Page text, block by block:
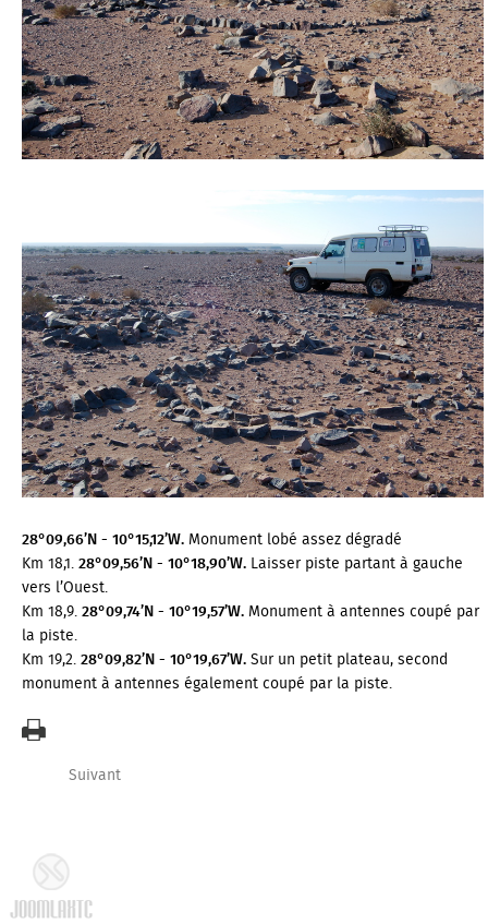
28°09,66’N - 10°15,12’W. Monument lobé assez dégradé
Km 18,1.28°09,56’N - 10°18,90’W. Laisser piste partant à gauche
vers l’Ouest.
Km 18,9.28°09,74’N - 10°19,57’W. Monument à antennes coupé par
la piste.
Km 19,2.28°09,82’N - 10°19,67’W.Sur un petit plateau, second
monument à antennes également coupé par la piste.
Suivant